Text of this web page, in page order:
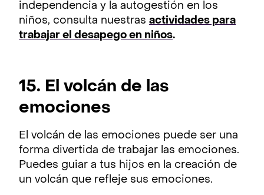
independencia y la autogestión en los
niños, consulta nuestras actividades para
trabajar el desapego en niños.
15. El volcán de las
emociones
El volcán de las emociones puede ser una
forma divertida de trabajar las emociones.
Puedes guiar a tus hijos en la creación de
un volcán que refleje sus emociones.